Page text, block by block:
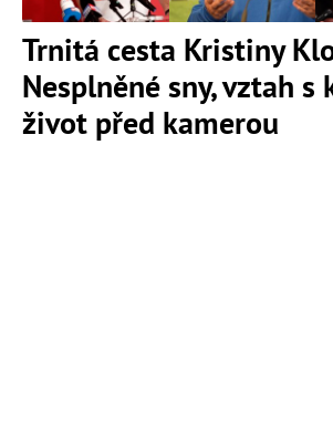
Trnitá cesta Kristiny
Nesplněné sny, vztah s
život před kamerou